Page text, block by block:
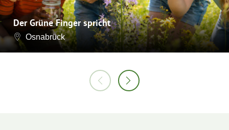
Der Grüne Finger spricht
Osnabrück